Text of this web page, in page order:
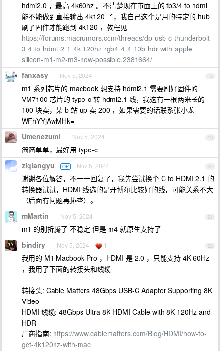
hdmi2.0 ，最高 4k60hz 。不清楚现在市面上的 tb3/4 to hdmi
能不能做到直接输出 4k120 了，我自己这个是用的特定的 hub
刷了固件才能跑到 4k120 ，教程见
https://forums.macrumors.com/threads/dp-usb-c-thunderbolt-
3-4-to-hdmi-2-1-4k-120hz-rgb4-4-4-10b-hdr-with-apple-
silicon-m1-m2-m3-now-possible.2381664/
18
fanxasy Nov 5, 2024
m1 系列芯片的 macbook 想支持 hdmi2.1 需要刷好固件的
VM7100 芯片的 type-c 转 hdmi2.1 线，我这有一根两米长的
100 块卖，某 b 站 up 卖 200 ，如果需要的话联系张小龙
WFhYYjAwMHk=
19
Umenezumi Nov 5, 2024
简简单单，最好用 type-c
20
ziqiangyu OP Nov 5, 2024
谢谢各位解答，不一一回复了，我先尝试换个 C to HDMI 2.1 的
转换器试试，HDMI 线选的是开博尔比较好的线，可能关系不大
（后面有问题再排查）。
21
mMartin Nov 5, 2024
m1 的别折腾了 不稳定 但是 m4 就原生支持了
22
bindiry Nov 5, 2024 1
我用的 M1 Macbook Pro ，HDMI 是 2.0 ，只能支持 4K 60Hz
，我用了下面的转接头和线缆
转接头: Cable Matters 48Gbps USB-C Adapter Supporting 8K
Video
HDMI 线缆: 48Gbps Ultra 8K HDMI Cable with 8K 120Hz and
HDR
厂商指南: https://www.cablematters.com/Blog/HDMI/how-to-
get-4k120hz-with-mac